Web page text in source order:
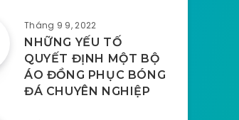
Tháng 9 9, 2022
NHỮNG YẾU TỐ
QUYẾT ĐỊNH MỘT BỘ
ÁO ĐỒNG PHỤC BÓNG
ĐÁ CHUYÊN NGHIỆP